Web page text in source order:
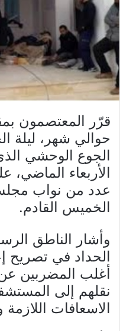
قرّر المعتصمون
حوالي شهر، ليلة
الجوع الوحشي
الأربعاء الماضي،
عدد من نواب
الخميس القادم.
وأشار الناطق
الحداد في تصريح
أغلب المضربين
نقلهم إلى
الاسعافات اللازمة